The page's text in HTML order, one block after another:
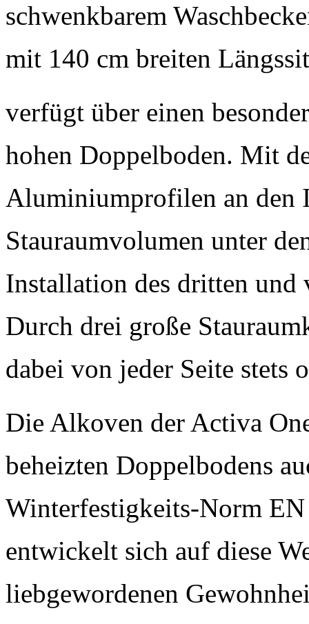
schwenkbarem
mit 140 cm breiten
verfügt über einen
hohen Doppelboden. Mit
Aluminiumprofilen an den
Stauraumvolumen unter
Installation des dritten und
Durch drei große
dabei von jeder Seite stets
Die Alkoven der Activa
beheizten Doppelbodens
Winterfestigkeits-Norm
entwickelt sich auf diese
liebgewordenen